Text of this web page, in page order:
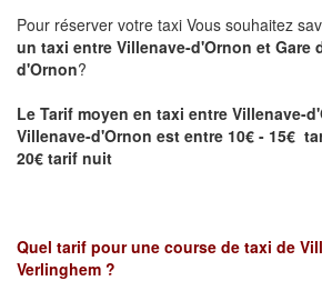
Pour réserver votre taxi Vous souhaitez
un taxi entre Villenave-d'Ornon et Gare
d'Ornon?
Le Tarif moyen en taxi entre Villenave-
Villenave-d'Ornon est entre 10€ - 15€
20€ tarif nuit
Quel tarif pour une course de taxi de
Verlinghem ?